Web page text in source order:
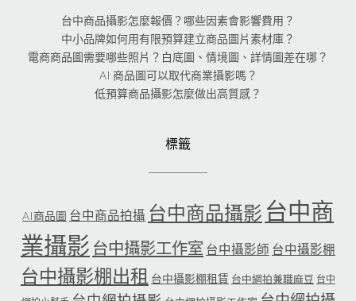
台中商品攝影怎麼報價？哪些因素會影響費用？
中小品牌如何用有限預算建立商品圖片素材庫？
電商商品圖需要哪些照片？白底圖、情境圖、詳情圖差在哪？
AI 商品圖可以取代商業攝影嗎？
低預算商品攝影怎麼做出高質感？
標籤
AI商品圖 台中商品拍攝 台中商品攝影 台中商
業攝影 台中攝影工作室 台中攝影師 台中攝影棚
台中攝影棚出租 台中攝影棚租賃 台中網拍兼職麻豆 台中